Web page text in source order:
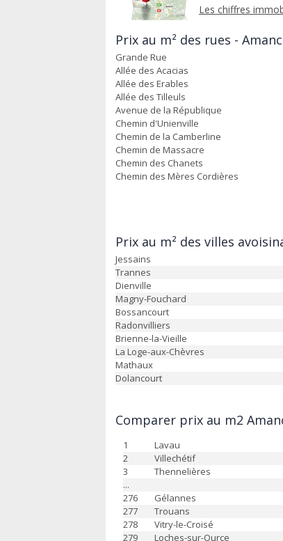
Les chiffres
Prix au m² des rues -
Grande Rue
Allée des Acacias
Allée des Erables
Allée des Tilleuls
Avenue de la République
Chemin d'Unienville
Chemin de la Camberline
Chemin de Massacre
Chemin des Chanets
Chemin des Mères Cordières
Prix au m² des villes
Jessains
Trannes
Dienville
Magny-Fouchard
Bossancourt
Radonvilliers
Brienne-la-Vieille
La Loge-aux-Chèvres
Mathaux
Dolancourt
Comparer prix au m2
1 Lavau
2
Villechétif
3
Thennelières
...
276
Gélannes
277
Trouans
278
Vitry-le-Croisé
279
Loches-sur-Ource